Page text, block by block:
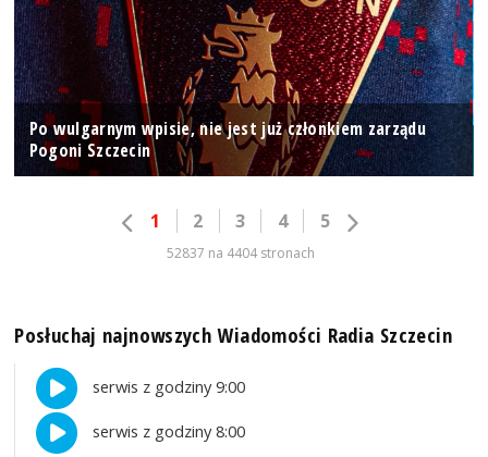
Po wulgarnym wpisie, nie jest już członkiem zarządu
Pogoni Szczecin
1 2 3 4 5
52837 na 4404 stronach
Posłuchaj najnowszych Wiadomości Radia Szczecin
serwis z godziny 9:00
serwis z godziny 8:00